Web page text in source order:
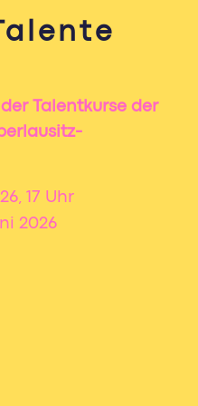
Talentkurse der
17 Uhr
2026